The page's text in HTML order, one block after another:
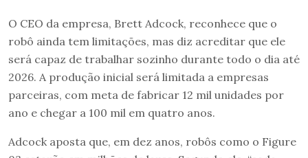
O CEO da empresa, Brett Adcock, reconhece que o
robô ainda tem limitações, mas diz acreditar que ele
será capaz de trabalhar sozinho durante todo o dia até
2026. A produção inicial será limitada a empresas
parceiras, com meta de fabricar 12 mil unidades por
ano e chegar a 100 mil em quatro anos.
Adcock aposta que, em dez anos, robôs como o Figure